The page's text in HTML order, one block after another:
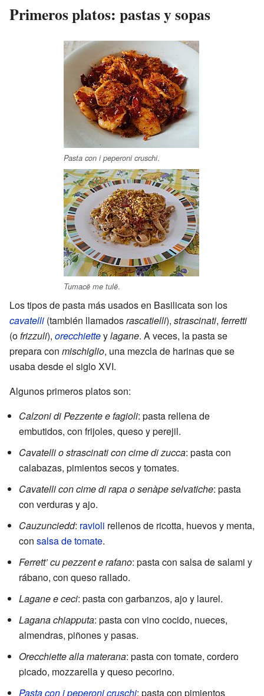
Primeros platos: pastas y sopas
Pasta con i peperoni cruschi.
Tumacë me tulë.
Los tipos de pasta más usados en Basilicata son los
cavatelli (también llamadosrascatielli), strascinati, ferretti
(ofrizzuli), orecchietteylagane. A veces, la pasta se
prepara con mischiglio, una mezcla de harinas que se
usaba desde el siglo XVI.
Algunos primeros platos son:
Calzoni di Pezzente e fagioli: pasta rellena de
embutidos, con frijoles, queso y perejil.
Cavatelli o strascinati con cime di zucca: pasta con
calabazas, pimientos secos y tomates.
Cavatelli con cime di rapa o senàpe selvatiche: pasta
con verduras y ajo.
Cauzunciedd: ravioli rellenos de ricotta, huevos y menta,
con salsa de tomate.
Ferrett’ cu pezzent e rafano: pasta con salsa de salami y
rábano, con queso rallado.
Lagane e ceci: pasta con garbanzos, ajo y laurel.
Lagana chiapputa: pasta con vino cocido, nueces,
almendras, piñones y pasas.
Orecchiette alla materana: pasta con tomate, cordero
picado, mozzarella y queso pecorino.
Pasta con i peperoni cruschi: pasta con pimientos